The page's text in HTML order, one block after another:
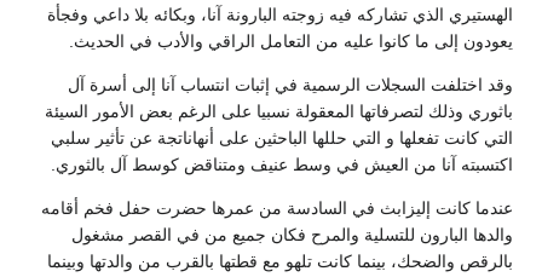
الهستيري الذي تشاركه فيه زوجته البارونة آنا، وبكائه بلا داعي وفجأة
يعودون إلى ما كانوا عليه من التعامل الراقي والأدب في الحديث.
وقد اختلفت السجلات الرسمية في إثبات انتساب آنا إلى أسرة آل
باثوري وذلك لتصرفاتها المعقولة نسبيا على الرغم بعض الأمور السيئة
التي كانت تفعلها و التي حللها الباحثين على أنهاناتجة عن تأثير سلبي
اكتسبته آنا من العيش في وسط عنيف ومتناقض كوسط آل بالثوري.
عندما كانت إليزابث في السادسة من عمرها حضرت حفل فخم أقامه
والدها البارون للتسلية والمرح فكان جميع من في القصر مشغول
بالرقص والضحك، بينما كانت تلهو مع قطتها بالقرب من والدتها وبينما